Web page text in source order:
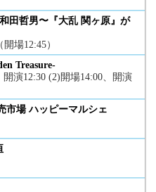
田哲男〜『大乱 関ヶ原』が
場12:45）
Treasure-
演12:30 (2)開場14:00、開演
市場 ハッピーマルシェ